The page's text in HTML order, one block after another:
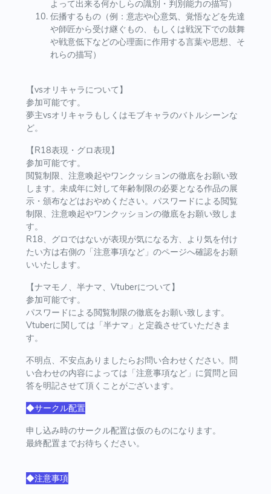
よって出来る何かしらの識別・判別能力の描写）
伝播するもの（例：意志や心意気、覚悟などを先達
や師匠から受け継ぐもの、もしくは戦況下での鼓舞
や戦意低下などの心理面に作用する言葉や思想、そ
れらの描写）
【vsオリキャラについて】
参加可能です。
夢主vsオリキャラもしくはモブキャラのバトルシーンな
ど。
【R18表現・グロ表現】
参加可能です。
閲覧制限、注意喚起やワンクッションの徹底をお願い致
します。未成年に対して年齢制限の必要となる作品の展
示・頒布などはおやめください。パスワードによる閲覧
制限、注意喚起やワンクッションの徹底をお願い致しま
す。
R18、グロではないが表現が気になる方、より気を付け
たい方は右側の「注意事項など」のページへ確認をお願
いいたします。
【ナマモノ、半ナマ、Vtuberについて】
参加可能です。
パスワードによる閲覧制限の徹底をお願い致します。
Vtuberに関しては「半ナマ」と定義させていただきま
す。
不明点、不安点ありましたらお問い合わせください。問
い合わせの内容によっては「注意事項など」に質問と回
答を明記させて頂くことがございます。
◆サークル配置
申し込み時のサークル配置は仮のものになります。
最終配置までお待ちください。
◆注意事項